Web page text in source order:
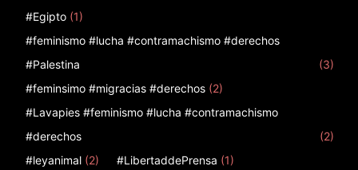
#Egipto (1)
#feminismo #lucha #contramachismo #derechos
#Palestina
(3)
#feminsimo #migracias #derechos (2)
#Lavapies #feminismo #lucha #contramachismo
#derechos
(2)
#leyanimal (2) #LibertaddePrensa (1)